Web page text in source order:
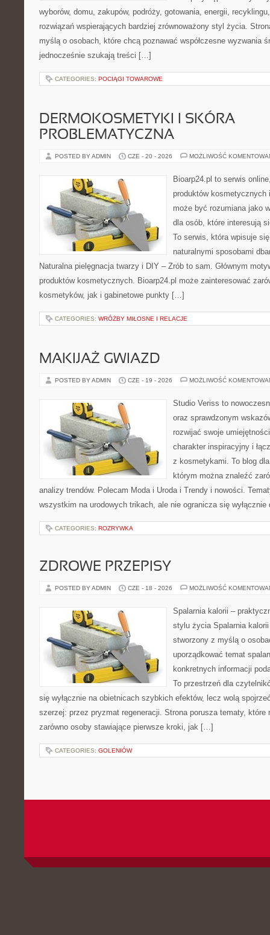
wyborów, domu, zakupów, podróży, gotowania, energii,
rozwiązań wspierających bardziej zrównoważony styl życia.
myślą o osobach, które chcą poznawać współczesne wyzwania
jednocześnie szukają treści […]
CATEGORIES: POCIĄGI TOWAROWE
DERMOKOSMETYKI I SKÓRA
PROBLEMATYCZNA
POSTED BY ADMIN CZE - 20 - 2026 MOŻLIWOŚĆ
Bioarp24.pl to serwis
produktów kosmetycznych
może być rozumiana jako
dla osób, które interesują
To serwis, która wpisuje
naturalnymi sposobami
Naturalna pielęgnacja twarzy i DIY – Zrób to sam. Głównym
produktów kosmetycznych. Bioarp24.pl może zainteresować
kosmetyków, jak i gabinetowe punkty […]
CATEGORIES: WRÓŻBY MIŁOSNE I RELACJE
MAKIJAŻ GWIAZD
POSTED BY ADMIN CZE - 19 - 2026 MOŻLIWOŚĆ
Studio Veriss to
oraz sprawdzonym
rozwijać swoje
charakter inspiracyjny i
z kosmetykami. To blog
którym można znaleźć
analizy trendów. Polecam Moda i Uroda i Trendy i nowości.
wszystkim na urodowych trikach, ale nie ogranicza się
CATEGORIES: ROZRYWKA
ZDROWE PRZEPISY
POSTED BY ADMIN CZE - 18 - 2026 MOŻLIWOŚĆ
Spalarnia kalorii –
stylu życia Spalarnia
stworzony z myślą o
uporządkować temat
konkretnych informacji
To przestrzeń dla
się wyłącznie na obietnicach szybkich efektów, lecz wolą
szerzej: przez pryzmat regeneracji. Strona porusza tematy, które
zarówno osoby stawiające pierwsze kroki, jak […]
CATEGORIES: GOLENIÓW